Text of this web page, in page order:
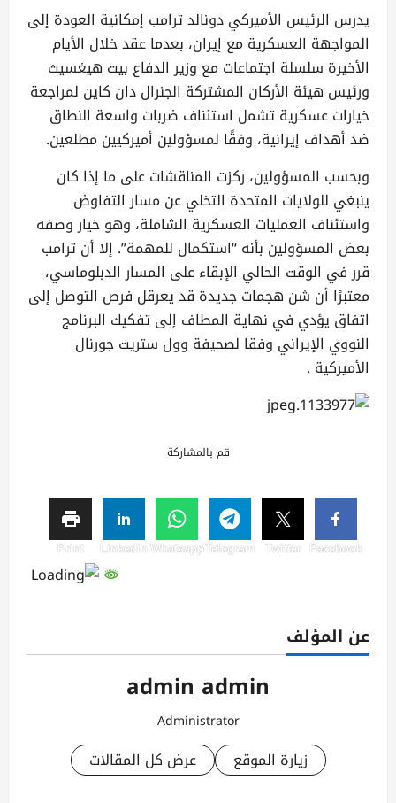
يدرس الرئيس الأميركي دونالد ترامب إمكانية العودة إلى
المواجهة العسكرية مع إيران، بعدما عقد خلال الأيام
الأخيرة سلسلة اجتماعات مع وزير الدفاع بيت هيغسيث
ورئيس هيئة الأركان المشتركة الجنرال دان كاين لمراجعة
خيارات عسكرية تشمل استئناف ضربات واسعة النطاق
ضد أهداف إيرانية، وفقًا لمسؤولين أميركيين مطلعين.
وبحسب المسؤولين، ركزت المناقشات على ما إذا كان
ينبغي للولايات المتحدة التخلي عن مسار التفاوض
واستئناف العمليات العسكرية الشاملة، وهو خيار وصفه
بعض المسؤولين بأنه “استكمال للمهمة”. إلا أن ترامب
قرر في الوقت الحالي الإبقاء على المسار الدبلوماسي،
معتبرًا أن شن هجمات جديدة قد يعرقل فرص التوصل إلى
اتفاق يؤدي في نهاية المطاف إلى تفكيك البرنامج
النووي الإيراني وفقا لصحيفة وول ستريت جورنال
الأميركية .
قم بالمشاركة
Facebook
Twitter
Telegram
Whatsapp
Linkedin
Print
عن المؤلف
admin admin
Administrator
زيارة الموقع عرض كل المقالات